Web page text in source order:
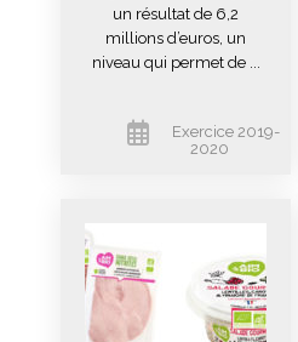
un résultat de 6,2
millions d’euros, un
niveau qui permet de ...
Exercice 2019-
2020